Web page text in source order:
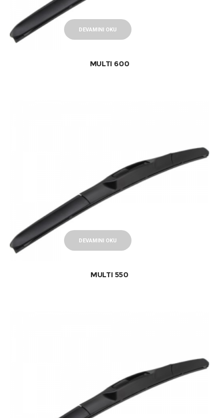
DEVAMINI OKU
MULTI 600
DEVAMINI OKU
MULTI 550